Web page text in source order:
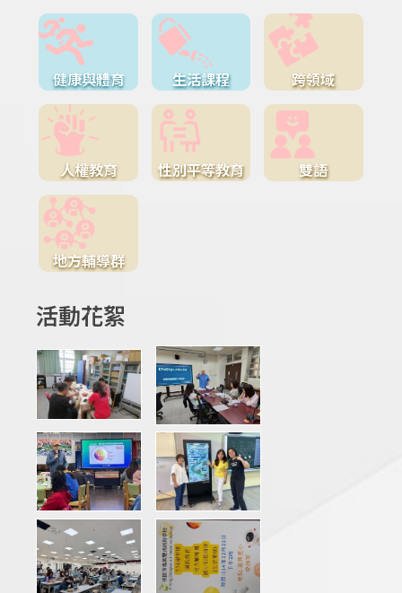
健康與體育 生活課程 跨領域
人權教育 性別平等教育 雙語
地方輔導群
活動花絮